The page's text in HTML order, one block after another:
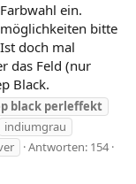
ein.
bitte
doch mal
das Feld (nur
Black.
black perleffekt
indiumgrau
Antworten: 154